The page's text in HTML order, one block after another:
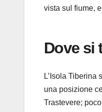
vista sul fiume,
Dove si
L’Isola Tiberina
una posizione
Trastevere;